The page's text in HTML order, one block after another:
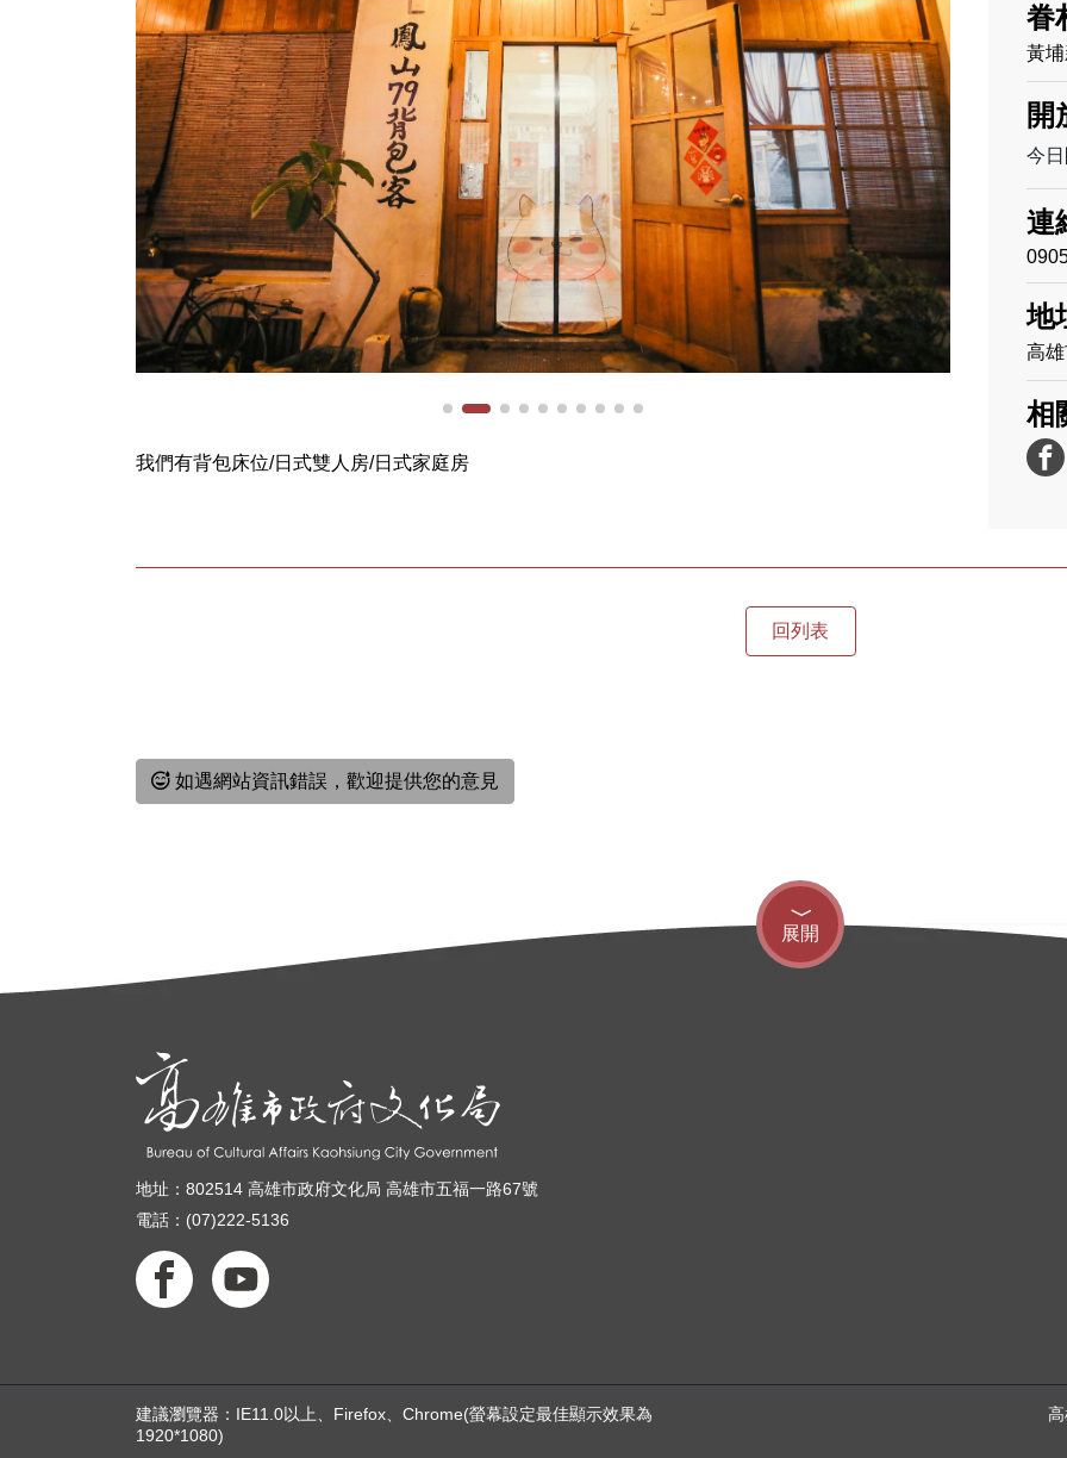
我們有背包床位/日式雙人房/日式家庭房
眷
黃
開
今
連
地
高
相
回列表
如遇網站資訊錯誤，歡迎提供您的意見
展開
地址：802514 高雄市政府文化局 高雄市五福一路67號
電話：(07)222-5136
建議瀏覽器：IE11.0以上、Firefox、Chrome(螢幕設定最佳顯示效果為
1920*1080)